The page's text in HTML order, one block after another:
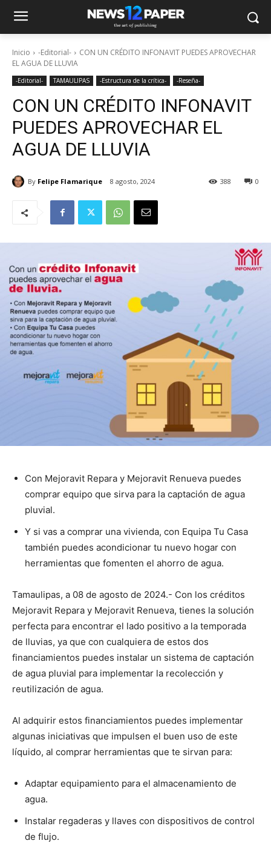
Inicio -Editorial-
CON UN CRÉDITO INFONAVIT PUEDES APROVECHAR
EL AGUA DE LLUVIA
-Editorial- TAMAULIPAS -Estructura de la crítica- -Reseña-
CON UN CRÉDITO INFONAVIT
PUEDES APROVECHAR EL
AGUA DE LLUVIA
By Felipe Flamarique 8 agosto, 2024 0
388
Con Mejoravit Repara y Mejoravit Renueva puedes
comprar equipo que sirva para la captación de agua
pluvial.
Y si vas a comprar una vivienda, con Equipa Tu Casa
también puedes acondicionar tu nuevo hogar con
herramientas que fomenten el ahorro de agua.
Tamaulipas, a 08 de agosto de 2024.- Con los créditos
Mejoravit Repara y Mejoravit Renueva, tienes la solución
perfecta para encontrar el lado positivo a la temporada
de lluvias, ya que con cualquiera de estos dos
financiamientos puedes instalar un sistema de captación
de agua pluvial para implementar la recolección y
reutilización de agua.
Al adquirir estos financiamientos puedes implementar
algunas iniciativas que impulsen el buen uso de este
líquido, al comprar herramientas que te sirvan para:
Adaptar equipamiento para el almacenamiento de
agua.
Instalar regaderas y llaves con dispositivos de control
de flujo.